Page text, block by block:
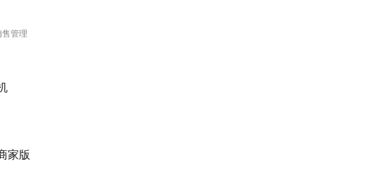
售管理
家版